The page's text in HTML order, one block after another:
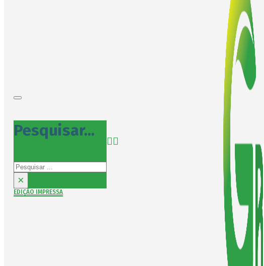
Pesquisar...
Pesquisar
×
EDIÇÃO IMPRESSA